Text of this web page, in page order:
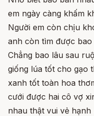
em ngày càng khấm
Người em còn chịu
anh còn tìm được bao
Chẳng bao lâu sau
giống lúa tốt cho gạo
xanh tốt toàn hoa
cưới được hai cô vợ
nhau thật vui vẻ hạnh